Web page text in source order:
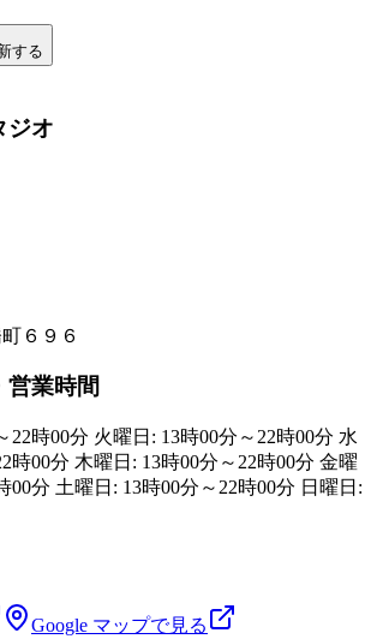
する
ジオ
６９６
営業時間
22時00分 火曜日: 13時00分～22時00分 水
時00分 木曜日: 13時00分～22時00分 金曜
00分 土曜日: 13時00分～22時00分 日曜日:
Google マップで見る